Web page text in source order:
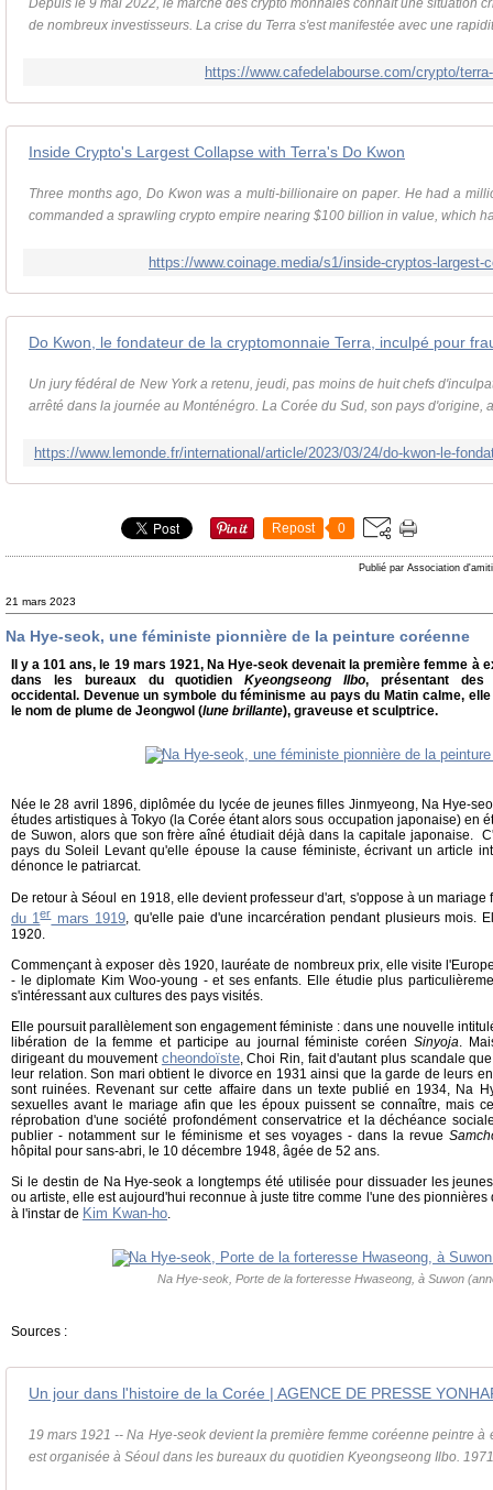
Depuis le 9 mai 2022, le marché des crypto monnaies connaît une situation
de nombreux investisseurs. La crise du Terra s'est manifestée avec une
https://www.cafedelabourse.com/crypto/
Inside Crypto's Largest Collapse with Terra's Do Kwon
Three months ago, Do Kwon was a multi-billionaire on paper. He had a
commanded a sprawling crypto empire nearing $100 billion in value, which
https://www.coinage.media/s1/inside-cryptos-largest-
Do Kwon, le fondateur de la cryptomonnaie Terra, inculpé pour
Un jury fédéral de New York a retenu, jeudi, pas moins de huit chefs
arrêté dans la journée au Monténégro. La Corée du Sud, son pays d'origine,
Repost 0
Publié par Association
21 mars 2023
Na Hye-seok, une féministe pionnière de la peinture coréenne
Il y a 101 ans, le 19 mars 1921, Na Hye-seok devenait la première femme à
dans les bureaux du quotidienKyeongseong Ilbo, présentant
occidental. Devenue un symbole du féminisme au pays du Matin calme,
le nom de plume de Jeongwol (lune brillante), graveuse et sculptrice.
Née le 28 avril 1896, diplômée du lycée de jeunes filles Jinmyeong, Na Hye-
études artistiques à Tokyo (la Corée étant alors sous occupation japonaise) en
de Suwon, alors que son frère aîné étudiait déjà dans la capitale japonaise.
pays du Soleil Levant qu'elle épouse la cause féministe, écrivant un article
dénonce le patriarcat.
De retour à Séoul en 1918, elle devient professeur d'art, s'oppose à un
du 1ermars 1919, qu'elle paie d'une incarcération pendant plusieurs mois.
1920.
Commençant à exposer dès 1920, lauréate de nombreux prix, elle visite
- le diplomate Kim Woo-young - et ses enfants. Elle étudie plus
s'intéressant aux cultures des pays visités.
Elle poursuit parallèlement son engagement féministe : dans une nouvelle
libération de la femme et participe au journal féministe coréenSinyoja .
dirigeant du mouvement cheondoïste, Choi Rin, fait d'autant plus scandale
leur relation. Son mari obtient le divorce en 1931 ainsi que la garde de leurs
sont ruinées. Revenant sur cette affaire dans un texte publié en 1934, Na
sexuelles avant le mariage afin que les époux puissent se connaître, mais
réprobation d'une société profondément conservatrice et la déchéance
publier - notamment sur le féminisme et ses voyages - dans la revue
hôpital pour sans-abri, le 10 décembre 1948, âgée de 52 ans.
Si le destin de Na Hye-seok a longtemps été utilisée pour dissuader les
ou artiste, elle est aujourd'hui reconnue à juste titre comme l'une des
à l'instar de Kim Kwan-ho
Na Hye-seok, Porte de la forteresse Hwaseong, à Suwon
Sources :
Un jour dans l'histoire de la Corée | AGENCE DE PRESSE
19 mars 1921 -- Na Hye-seok devient la première femme coréenne peintre
est organisée à Séoul dans les bureaux du quotidien Kyeongseong Ilbo.